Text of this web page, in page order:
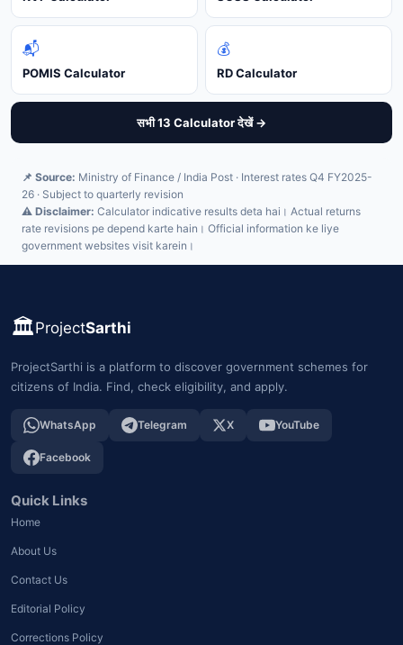
📬
POMIS Calculator
💰
RD Calculator
सभी 13 Calculator देखें →
📌 Source: Ministry of Finance / India Post · Interest rates Q4 FY2025-
26 · Subject to quarterly revision
⚠️ Disclaimer: Calculator indicative results deta hai। Actual returns
rate revisions pe depend karte hain। Official information ke liye
government websites visit karein।
🏛️ProjectSarthi
ProjectSarthi is a platform to discover government schemes for
citizens of India. Find, check eligibility, and apply.
WhatsApp Telegram X YouTube
Facebook
Quick Links
Home
About Us
Contact Us
Editorial Policy
Corrections Policy